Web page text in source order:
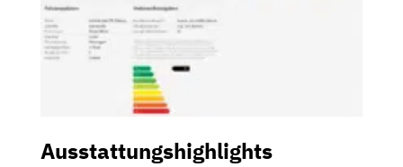
Ausstattungshighlights